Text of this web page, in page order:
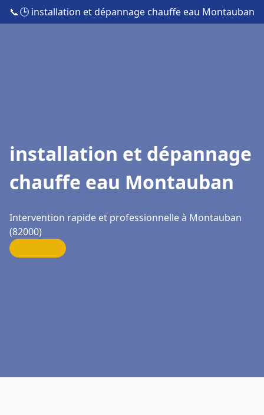
📞🕒 installation et dépannage chauffe eau Montauban
installation et dépannage
chauffe eau Montauban
Intervention rapide et professionnelle à Montauban
(82000)